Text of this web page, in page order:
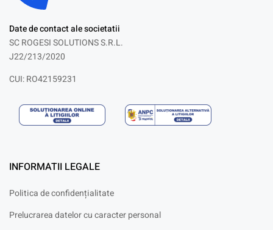
Date de contact ale societatii
SC ROGESI SOLUTIONS S.R.L.
J22/213/2020
CUI: RO42159231
INFORMATII LEGALE
Politica de confidențialitate
Prelucrarea datelor cu caracter personal